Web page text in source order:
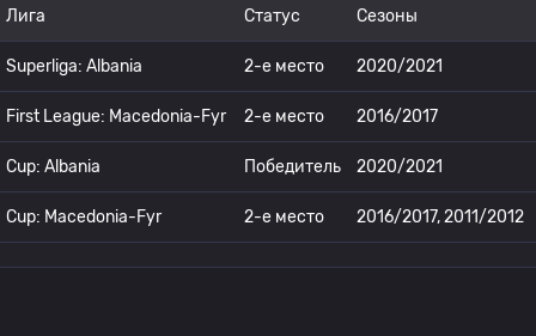
Лига Статус Сезоны
Superliga: Albania 2-е место 2020/2021
First League: Macedonia-Fyr 2-е место 2016/2017
Cup: Albania Победитель 2020/2021
Cup: Macedonia-Fyr 2-е место 2016/2017, 2011/2012